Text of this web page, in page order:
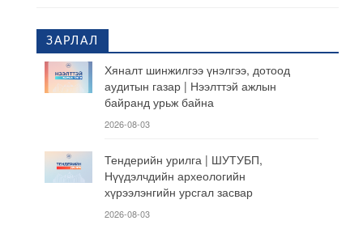
ЗАРЛАЛ
Хяналт шинжилгээ үнэлгээ, дотоод
аудитын газар | Нээлттэй ажлын
байранд урьж байна
2026-08-03
Тендерийн урилга | ШУТУБП,
Нүүдэлчдийн археологийн
хүрээлэнгийн урсгал засвар
2026-08-03